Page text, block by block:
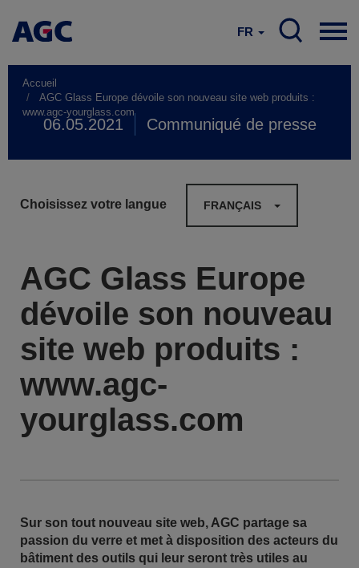
FR
Accueil
AGC Glass Europe dévoile son nouveau site web produits :
www.agc-yourglass.com
06.05.2021 Communiqué de presse
Choisissez votre langue FRANÇAIS
AGC Glass Europe
dévoile son nouveau
site web produits :
www.agc-
yourglass.com
Sur son tout nouveau site web, AGC partage sa
passion du verre et met à disposition des acteurs du
bâtiment des outils qui leur seront très utiles au